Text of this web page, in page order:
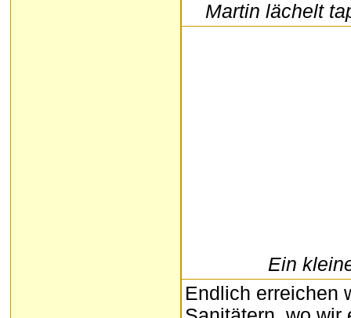
Martin lächelt
Ein
Endlich erreichen